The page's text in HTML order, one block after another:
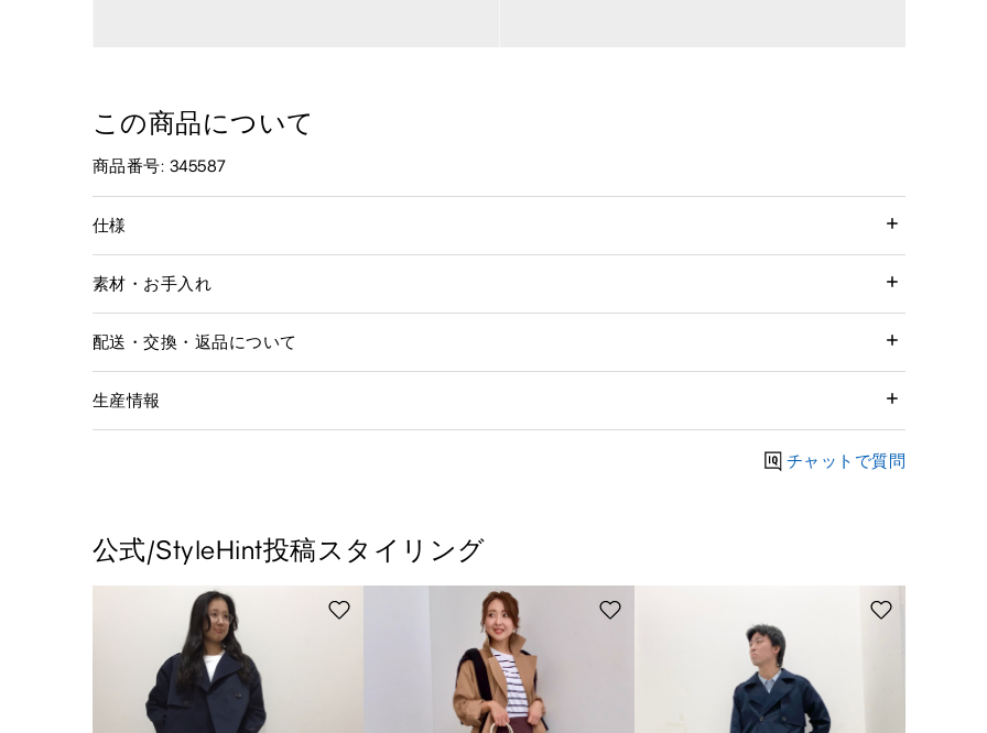
この商品について
商品番号: 345587
仕様
素材・お手入れ
配送・交換・返品について
生産情報
チャットで質問
公式/StyleHint投稿スタイリング